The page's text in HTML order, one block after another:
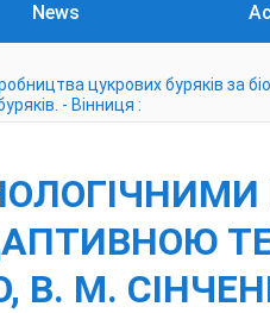
News
цукрових буряків за
- Вінниця :
В. М.